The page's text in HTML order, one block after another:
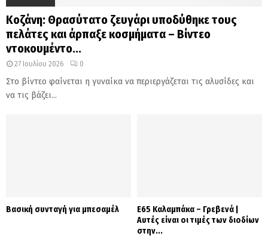
Κοζάνη: Θρασύτατο ζευγάρι υποδύθηκε τους
πελάτες και άρπαξε κοσμήματα – Βίντεο
ντοκουμέντο...
27 Ιουλίου 2026 0
Στο βίντεο φαίνεται η γυναίκα να περιεργάζεται τις αλυσίδες και
να τις βάζει...
Βασική συνταγή για μπεσαμέλ
Ε65 Καλαμπάκα – Γρεβενά |
Αυτές είναι οι τιμές των διοδίων
στην...